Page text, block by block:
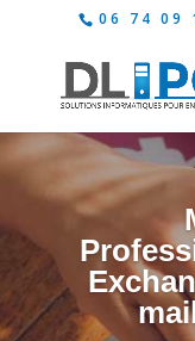
06 74 09